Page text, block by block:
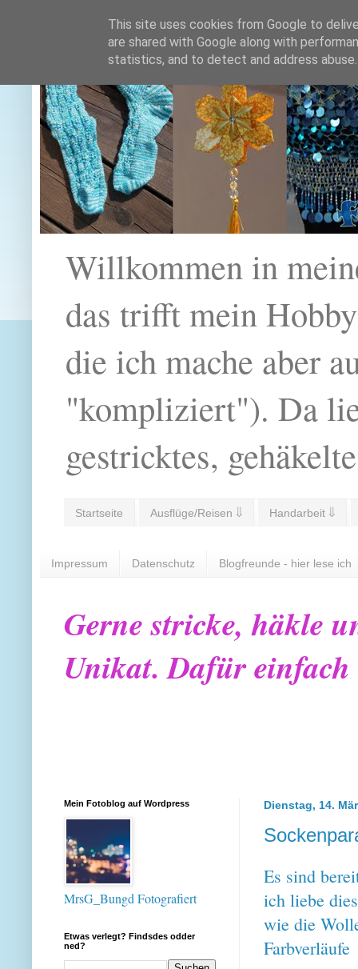
Willkommen in
das trifft mein
die ich mache aber
"kompliziert"). Da
gestricktes,
Startseite Ausflüge/Reisen ⇓ Handarbeit ⇓
Impressum Datenschutz Blogfreunde - hier lese ich
Gerne stricke, häkle
Unikat. Dafür
Dienstag, 14.
Es sind
ich liebe
wie die
Farbverläufe
Mein Fotoblog auf Wordpress
MrsG_Bungd Fotografiert
Etwas verlegt? Findsdes odder
ned?
This site uses cookies from Google to
are shared with Google along with
statistics, and to detect and address abuse.